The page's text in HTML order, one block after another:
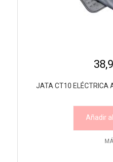
JATA CT10 ELÉCTRICA
Añadir